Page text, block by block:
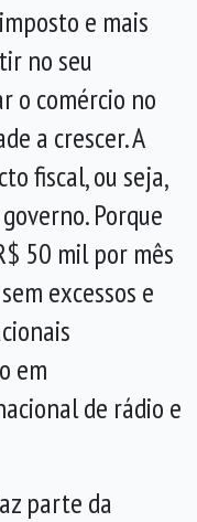
e mais
no seu
o comércio no
a crescer. A
fiscal, ou seja,
Porque
50 mil por mês
excessos e
em
de rádio e
parte da